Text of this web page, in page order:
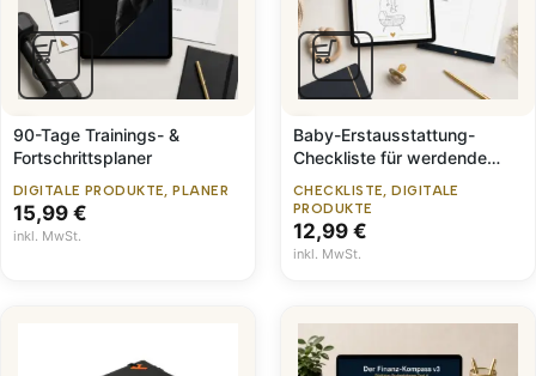
90-Tage Trainings- &
Fortschrittsplaner
DIGITALE PRODUKTE, PLANER
15,99 €
inkl. MwSt.
Baby-Erstausstattung-
Checkliste für werdende
CHECKLISTE, DIGITALE
PRODUKTE
12,99 €
inkl. MwSt.